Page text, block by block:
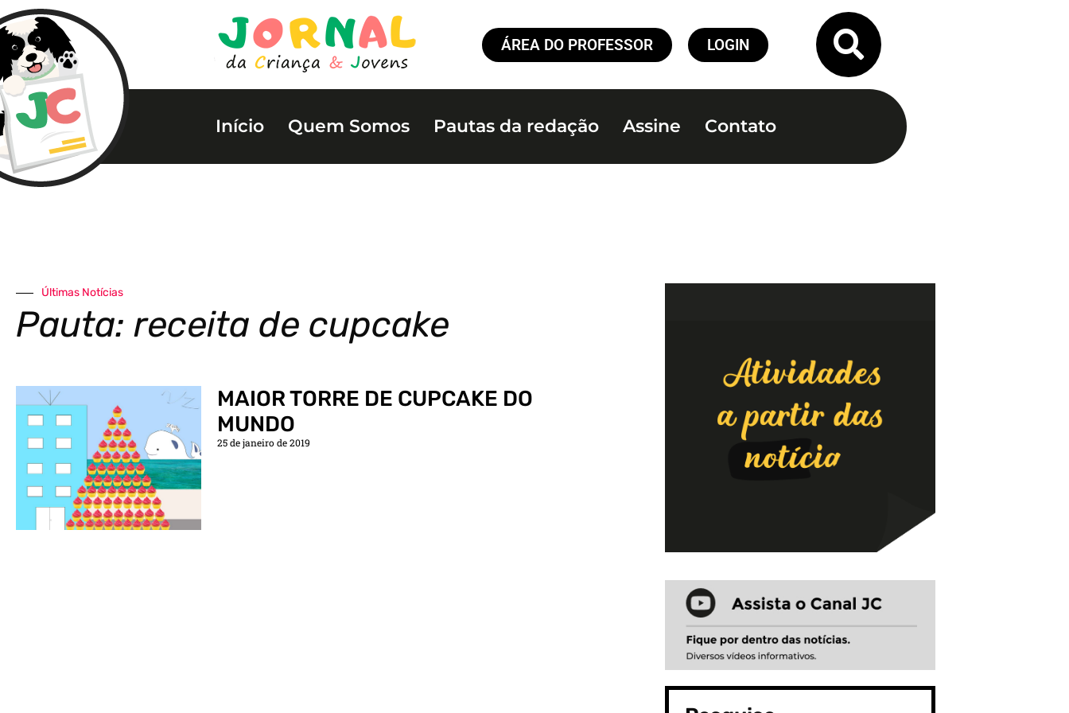
ÁREA DO PROFESSOR LOGIN
Início Quem Somos Pautas da redação Assine Contato
Últimas Notícias
Pauta: receita de cupcake
MAIOR TORRE DE CUPCAKE DO
MUNDO
25 de janeiro de 2019